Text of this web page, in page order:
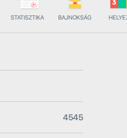
STATISZTIKA BAJNOKSÁG
4545